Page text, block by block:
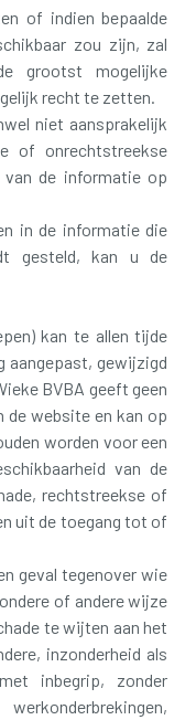
of indien bepaalde
zou zijn, zal
grootst mogelijke
recht te zetten.
niet aansprakelijk
of onrechtstreekse
de informatie op
in de informatie die
gesteld, kan u de
kan te allen tijde
aangepast, gewijzigd
BVBA geeft geen
de website en kan op
worden voor een
van de
rechtstreekse of
uit de toegang tot of
geval tegenover wie
of andere wijze
te wijten aan het
inzonderheid als
inbegrip, zonder